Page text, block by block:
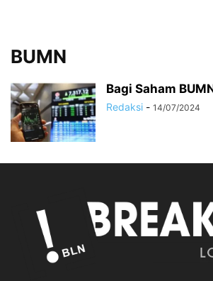
BUMN
Bagi Saham
Redaksi - 14/07/2024